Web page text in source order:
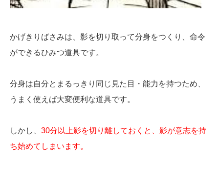
かげきりばさみは、影を切り取って分身をつくり、命令
ができるひみつ道具です。
分身は自分とまるっきり同じ見た目・能力を持つため、
うまく使えば大変便利な道具です。
しかし、 30分以上影を切り離しておくと、影が意志を持
ち始めてしまいます。